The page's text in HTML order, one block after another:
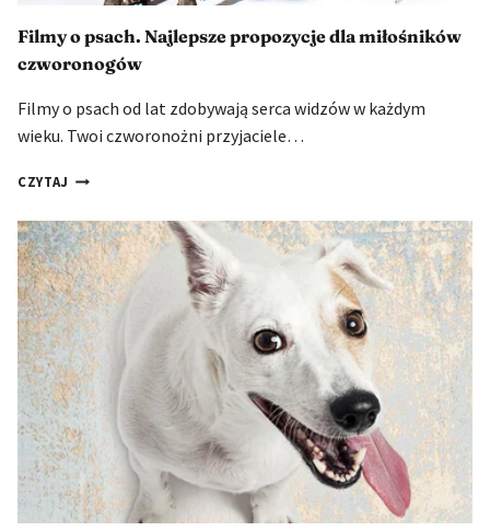
Filmy o psach. Najlepsze propozycje dla miłośników
czworonogów
Filmy o psach od lat zdobywają serca widzów w każdym
wieku. Twoi czworonożni przyjaciele…
CZYTAJ FILMY
PSACH.
NAJLEPSZE
PROPOZYCJE
DLA
MIŁOŚNIKÓW
CZWORONOGÓW